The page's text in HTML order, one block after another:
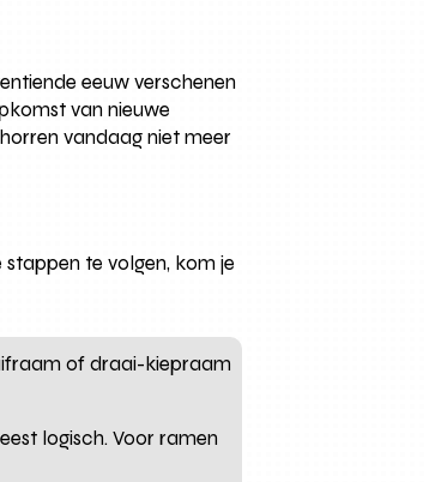
eeuw verschenen
van nieuwe
vandaag niet meer
te volgen, kom je
of draai-kiepraam
logisch. Voor ramen